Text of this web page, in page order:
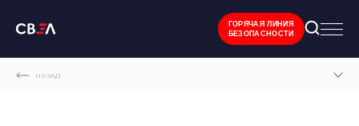
ГОРЯЧАЯ ЛИНИЯ
БЕЗОПАСНОСТИ
НАЗАД